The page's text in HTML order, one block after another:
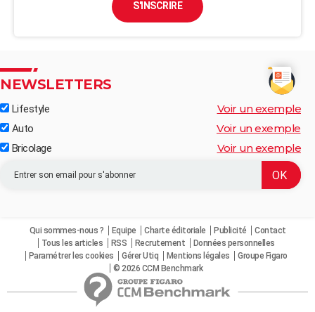
S'INSCRIRE
NEWSLETTERS
Lifestyle Voir un exemple
Auto Voir un exemple
Bricolage Voir un exemple
Qui sommes-nous ? Equipe Charte éditoriale Publicité
Contact
Tous les articles
RSS Recrutement
Données personnelles
Paramétrer les cookies
Gérer Utiq Mentions légales
Groupe Figaro
© 2026 CCM Benchmark